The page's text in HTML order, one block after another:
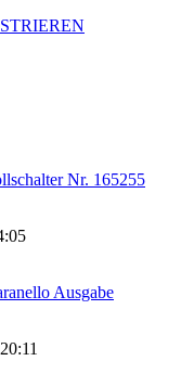
Nr. 165255
Ausgabe